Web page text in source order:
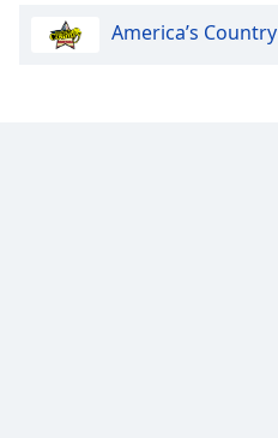
Background America’s Country